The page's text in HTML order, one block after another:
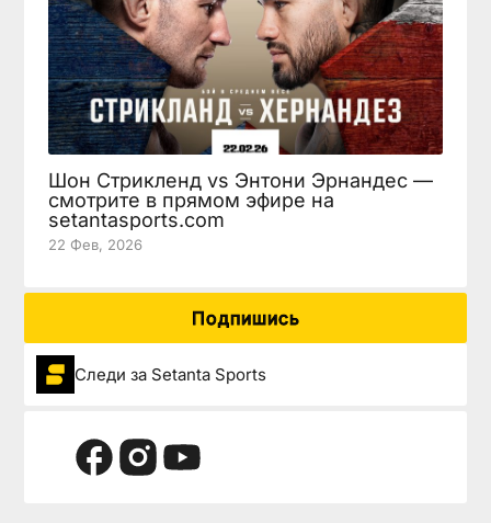
Шон Стрикленд vs Энтони Эрнандес —
смотрите в прямом эфире на
setantasports.com
22 Фев, 2026
Подпишись
Следи за Setanta Sports